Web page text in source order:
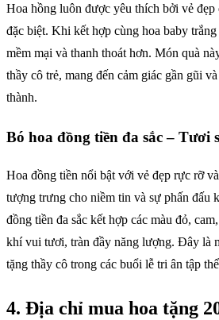
Hoa hồng luôn được yêu thích bởi vẻ
đặc biệt. Khi kết hợp cùng hoa baby
mềm mại và thanh thoát hơn. Món quà
thầy cô trẻ, mang đến cảm giác gần gũi
thành.
Bó hoa đồng tiền đa sắc – Tươi
Hoa đồng tiền nổi bật với vẻ đẹp rực rỡ
tượng trưng cho niềm tin và sự phấn đấu
đồng tiền đa sắc kết hợp các màu đỏ,
khí vui tươi, tràn đầy năng lượng. Đây là
tặng thầy cô trong các buổi lễ tri ân tập
4. Địa chỉ mua hoa tặng